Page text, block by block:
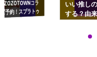
コラ
予約！スプラトゥ
ップも渋谷Hz
いい推し
する？由